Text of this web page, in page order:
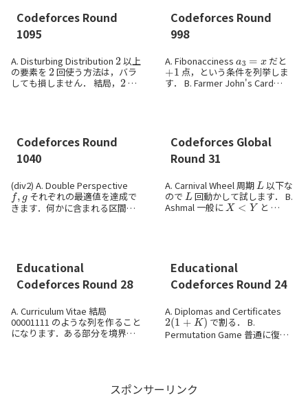
Codeforces Round
1095
A. Disturbing Distribution 以上
の要素を
2
回使う方法は，バラ
しても損しません． 結局，
2
以
Codeforces Round
998
A. Fibonacciness だと
+1
点，という条件を列挙しま
す． B. Farmer John's Card
Codeforces Round
1040
(div2) A. Double Perspective
f,g
それぞれの最適値を達成で
きます．何かに含まれる区間を
Codeforces Global
Round 31
A. Carnival Wheel 周期
以下な
ので
L
回動かして試します． B.
Ashmal 一般に
X<Y
と
L+X+R<L+Y+R
Educational
Codeforces Round 28
A. Curriculum Vitae 結局
00001111 のような列を作ること
になります．ある部分を境界と
Educational
Codeforces Round 24
A. Diplomas and Certificates
2(1+K)
で割る． B.
Permutation Game 普通に復元
スポンサーリンク